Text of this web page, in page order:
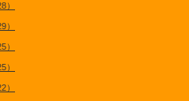
）
）
）
）
）